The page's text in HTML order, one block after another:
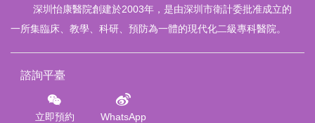
深圳怡康醫院創建於2003年，是由深圳市衛計委批准成立的
一所集臨床、教學、科研、預防為一體的現代化二級專科醫院。
諮詢平臺
立即預約 WhatsApp